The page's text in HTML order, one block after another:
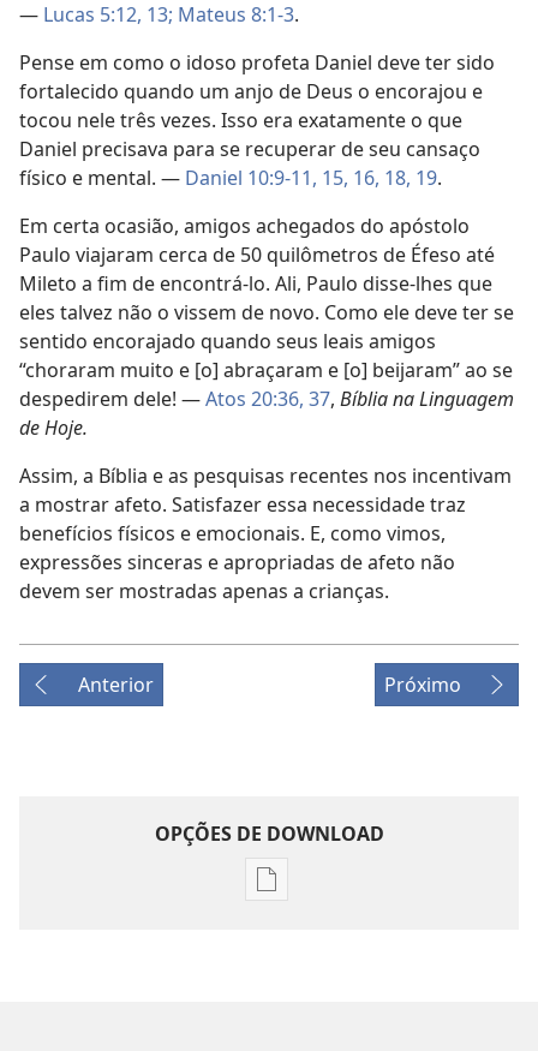
— Lucas 5:12, 13; Mateus 8:1-3.
Pense em como o idoso profeta Daniel deve ter sido
fortalecido quando um anjo de Deus o encorajou e
tocou nele três vezes. Isso era exatamente o que
Daniel precisava para se recuperar de seu cansaço
físico e mental. — Daniel 10:9-11, 15, 16, 18, 19.
Em certa ocasião, amigos achegados do apóstolo
Paulo viajaram cerca de 50 quilômetros de Éfeso até
Mileto a fim de encontrá-lo. Ali, Paulo disse-lhes que
eles talvez não o vissem de novo. Como ele deve ter se
sentido encorajado quando seus leais amigos
“choraram muito e [o] abraçaram e [o] beijaram” ao se
despedirem dele! —Atos 20:36, 37, Bíblia na Linguagem
de Hoje.
Assim, a Bíblia e as pesquisas recentes nos incentivam
a mostrar afeto. Satisfazer essa necessidade traz
benefícios físicos e emocionais. E, como vimos,
expressões sinceras e apropriadas de afeto não
devem ser mostradas apenas a crianças.
Anterior Próximo
OPÇÕES DE DOWNLOAD
Opções